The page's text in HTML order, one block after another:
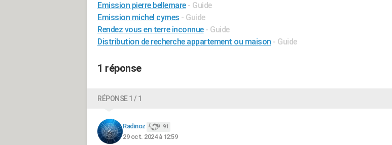
Emission pierre bellemare - Guide
Emission michel cymes - Guide
Rendez vous en terre inconnue - Guide
Distribution de recherche appartement ou maison - Guide
1 réponse
RÉPONSE 1 / 1
Radinoz 91
29 oct. 2024 à 12:59